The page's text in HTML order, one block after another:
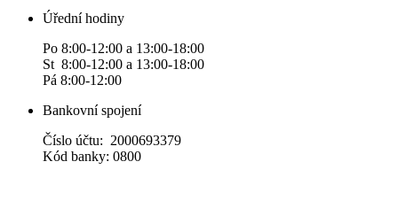
Úřední hodiny
Po 8:00-12:00 a 13:00-18:00
St 8:00-12:00 a 13:00-18:00
Pá 8:00-12:00
Bankovní spojení
Číslo účtu: 2000693379
Kód banky: 0800